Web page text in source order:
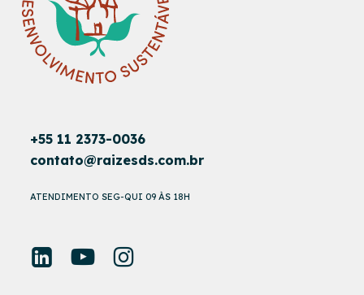
+55 11 2373-0036
contato@raizesds.com.br
ATENDIMENTO SEG-QUI 09 ÀS 18H